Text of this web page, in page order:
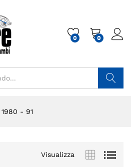
0 0
- 91
Visualizza